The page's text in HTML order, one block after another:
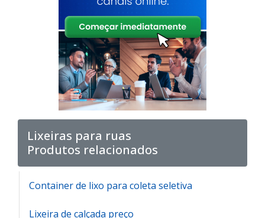
Lixeiras para ruas
Produtos relacionados
Container de lixo para coleta seletiva
Lixeira de calçada preço